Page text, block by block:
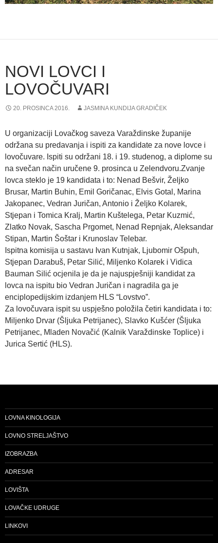
NOVI LOVCI I
LOVOČUVARI
20. PROSINCA 2016. JASMINA KUNDIJA GRADIČEK
U organizaciji Lovačkog saveza Varaždinske županije
održana su predavanja i ispiti za kandidate za nove lovce i
lovočuvare. Ispiti su održani 18. i 19. studenog, a diplome su
na svečan način uručene 9. prosinca u Zelendvoru.Zvanje
lovca steklo je 19 kandidata i to: Nenad Bešvir, Željko
Brusar, Martin Buhin, Emil Goričanac, Elvis Gotal, Marina
Jakopanec, Vedran Juričan, Antonio i Željko Kolarek,
Stjepan i Tomica Kralj, Martin Kuštelega, Petar Kuzmić,
Zlatko Novak, Sascha Prgomet, Nenad Repnjak, Aleksandar
Stipan, Martin Šoštar i Krunoslav Telebar.
Ispitna komisija u sastavu Ivan Kutnjak, Ljubomir Ošpuh,
Stjepan Darabuš, Petar Silić, Miljenko Kolarek i Vidica
Bauman Silić ocjenila je da je najuspješniji kandidat za
lovca na ispitu bio Vedran Juričan i nagradila ga je
enciplopedijskim izdanjem HLS “Lovstvo”.
Za lovočuvara ispit su uspješno položila četiri kandidata i to:
Miljenko Drvar (Šljuka Petrijanec), Slavko Kušćer (Šljuka
Petrijanec, Mladen Novačić (Kalnik Varaždinske Toplice) i
Jurica Sertić (HLS).
LOVNA KINOLOGIJA
LOVNO STRELJAŠTVO
IZOBRAZBA
ADRESAR
LOVIŠTA
LOVAČKE UDRUGE
LINKOVI